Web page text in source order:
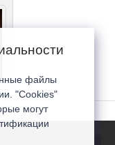
файлы
"Cookies"
могут